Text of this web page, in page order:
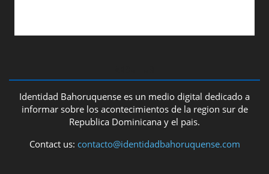
Identidad Bahoruquense es un medio digital dedicado a
informar sobre los acontecimientos de la region sur de
Republica Dominicana y el pais.
Contact us: contacto@identidadbahoruquense.com